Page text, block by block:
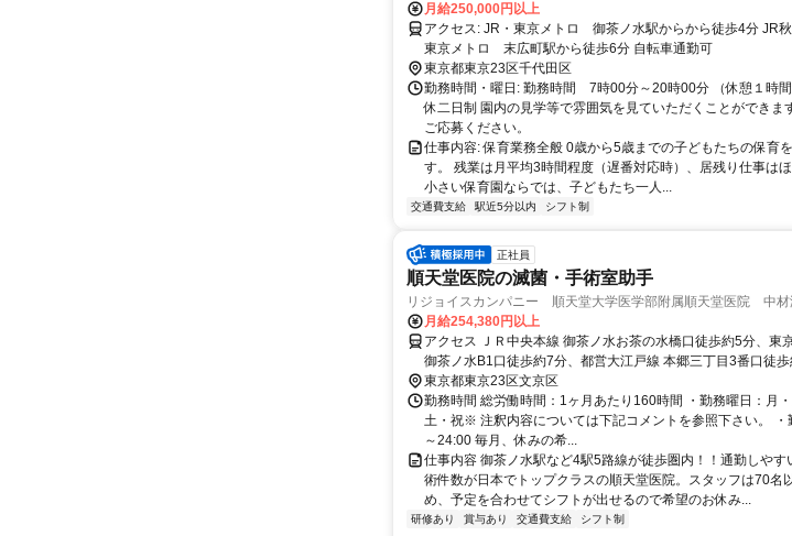
月給250,000円以上
アクセス: JR・東京メトロ 御茶ノ水駅からから徒歩4分 JR秋葉原駅から徒歩8分
東京メトロ 末広町駅から徒歩6分 自転車通勤可
東京都東京23区千代田区
勤務時間・曜日: 勤務時間 7時00分～20時00分 （休憩１時
休二日制 園内の見学等で雰囲気を見ていただくことができま
ご応募ください。
仕事内容: 保育業務全般 0歳から5歳までの子どもたちの保育
す。 残業は月平均3時間程度（遅番対応時）、居残り仕事はほ
小さい保育園ならでは、子どもたち一人...
交通費支給 駅近5分以内 シフト制
正社員
順天堂医院の滅菌・手術室助手
リジョイスカンパニー 順天堂大学医学部附属順天堂医院 中材
月給254,380円以上
アクセス ＪＲ中央本線 御茶ノ水お茶の水橋口徒歩約5分、東
御茶ノ水B1口徒歩約7分、都営大江戸線 本郷三丁目3番口徒
東京都東京23区文京区
勤務時間 総労働時間：1ヶ月あたり160時間 ・勤務曜日：月
土・祝※ 注釈内容については下記コメントを参照下さい。 ・
～24:00 毎月、休みの希...
仕事内容 御茶ノ水駅など4駅5路線が徒歩圏内！！通勤しや
術件数が日本でトップクラスの順天堂医院。スタッフは70名
め、予定を合わせてシフトが出せるので希望のお休み...
研修あり 賞与あり 交通費支給 シフト制